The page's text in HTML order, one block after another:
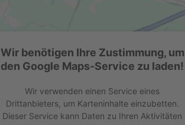
Wir benötigen Ihre Zustimmung, um
den Google Maps-Service zu laden!
Wir verwenden einen Service eines
Drittanbieters, um Karteninhalte einzubetten.
Dieser Service kann Daten zu Ihren Aktivitäten